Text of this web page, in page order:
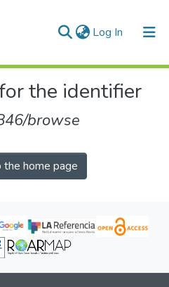
Log In (current)
the identifier
browse
the home page